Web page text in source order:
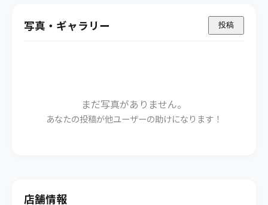
写真・ギャラリー 投稿
まだ写真がありません。
あなたの投稿が他ユーザーの助けになります！
店舗情報